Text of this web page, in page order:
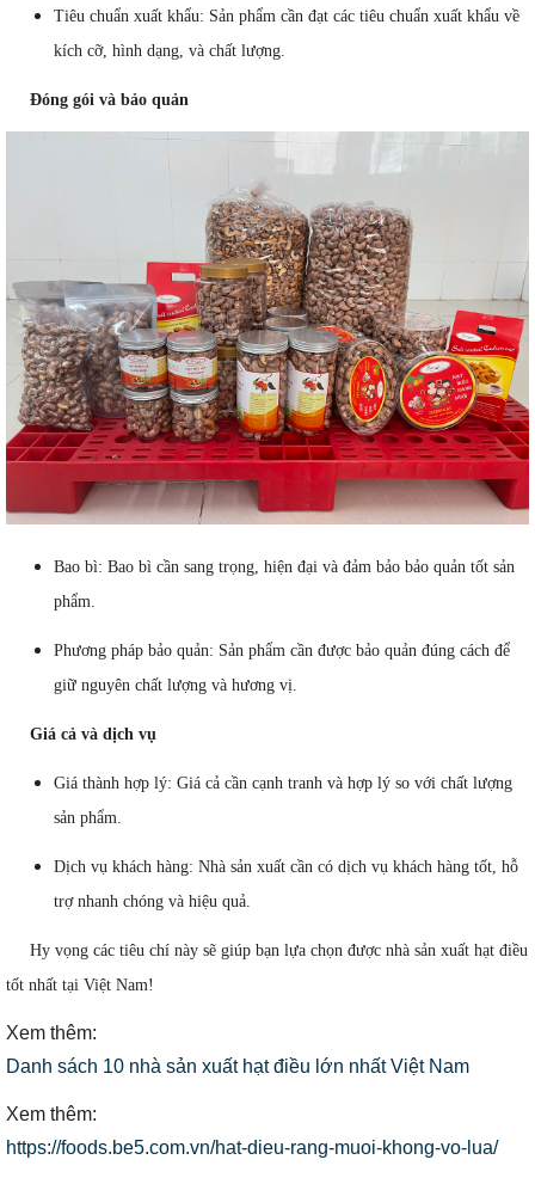
Tiêu chuẩn xuất khẩu: Sản phẩm cần đạt các tiêu chuẩn xuất khẩu về
kích cỡ, hình dạng, và chất lượng.
Đóng gói và bảo quản
Bao bì: Bao bì cần sang trọng, hiện đại và đảm bảo bảo quản tốt sản
phẩm.
Phương pháp bảo quản: Sản phẩm cần được bảo quản đúng cách để
giữ nguyên chất lượng và hương vị.
Giá cả và dịch vụ
Giá thành hợp lý: Giá cả cần cạnh tranh và hợp lý so với chất lượng
sản phẩm.
Dịch vụ khách hàng: Nhà sản xuất cần có dịch vụ khách hàng tốt, hỗ
trợ nhanh chóng và hiệu quả.
Hy vọng các tiêu chí này sẽ giúp bạn lựa chọn được nhà sản xuất hạt điều
tốt nhất tại Việt Nam!
Xem thêm:
Danh sách 10 nhà sản xuất hạt điều lớn nhất Việt Nam
Xem thêm:
https://foods.be5.com.vn/hat-dieu-rang-muoi-khong-vo-lua/